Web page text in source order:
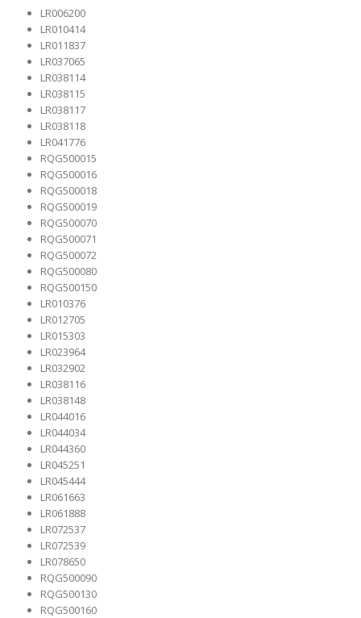
LR006200
LR010414
LR011837
LR037065
LR038114
LR038115
LR038117
LR038118
LR041776
RQG500015
RQG500016
RQG500018
RQG500019
RQG500070
RQG500071
RQG500072
RQG500080
RQG500150
LR010376
LR012705
LR015303
LR023964
LR032902
LR038116
LR038148
LR044016
LR044034
LR044360
LR045251
LR045444
LR061663
LR061888
LR072537
LR072539
LR078650
RQG500090
RQG500130
RQG500160